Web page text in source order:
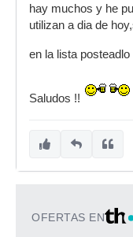
hay muchos y he
utilizan a dia de
en la lista posteadlo
Saludos !!
OFERTAS EN